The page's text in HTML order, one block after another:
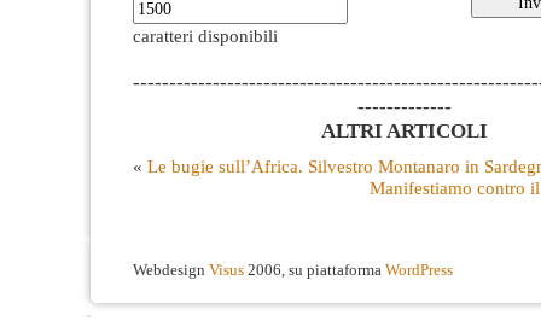
caratteri disponibili
-------------
ALTRI ARTICOLI
« Le bugie sull’Africa. Silvestro Montanaro in
Manifestiamo contro
Webdesign Visus 2006, su piattaforma WordPress